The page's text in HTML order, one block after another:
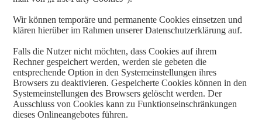
Wir können temporäre und permanente Cookies einsetzen und
klären hierüber im Rahmen unserer Datenschutzerklärung auf.
Falls die Nutzer nicht möchten, dass Cookies auf ihrem
Rechner gespeichert werden, werden sie gebeten die
entsprechende Option in den Systemeinstellungen ihres
Browsers zu deaktivieren. Gespeicherte Cookies können in den
Systemeinstellungen des Browsers gelöscht werden. Der
Ausschluss von Cookies kann zu Funktionseinschränkungen
dieses Onlineangebotes führen.